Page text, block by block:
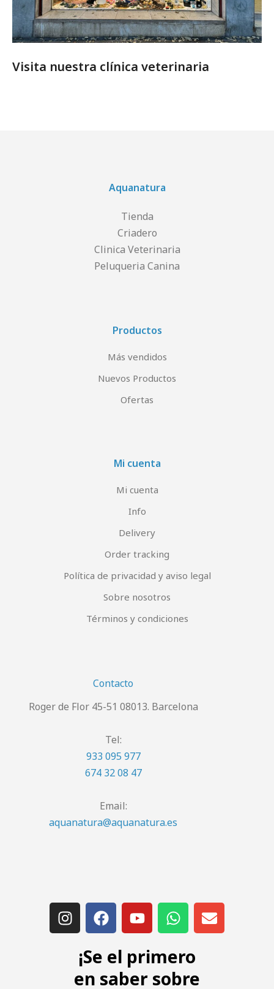
Visita nuestra clínica veterinaria
Aquanatura
Tienda
Criadero
Clinica Veterinaria
Peluqueria Canina
Productos
Más vendidos
Nuevos Productos
Ofertas
Mi cuenta
Mi cuenta
Info
Delivery
Order tracking
Política de privacidad y aviso legal
Sobre nosotros
Términos y condiciones
Contacto
Roger de Flor 45-51 08013. Barcelona
Tel:
933 095 977
674 32 08 47
Email:
aquanatura@aquanatura.es
¡Se el primero
en saber sobre